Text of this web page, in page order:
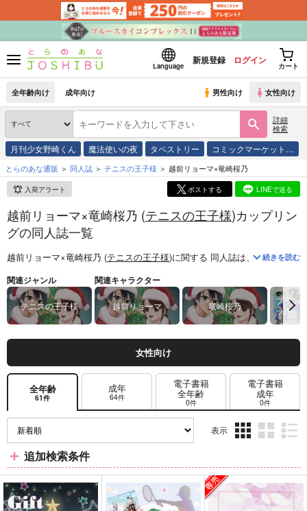
Language
新規登録 ログイン
カート
全年齢向け 成年向け 男性向け 女性向け
詳細
検索
月刊少女野崎くん 魔法使いの夜 タペストリー コミックマーケット…
とらのあな通販 同人誌 テニスの王子様 越前リョーマ×竜崎桜乃
入荷アラート ポストする LINEで送る
越前リョーマ×竜崎桜乃 (テニスの王子様)カップリン
グの同人誌一覧
越前リョーマ×竜崎桜乃 (テニスの王子様)に関する 同人誌は、61件お取り
続きを読む
関連ジャンル
テニスの王子様
関連キャラクター
越前リョーマ 竜崎桜乃
プラン
ック・
女性向け
全年齢
61件
成年
64件
電子書籍
全年齢
0件
電子書籍
成年
0件
表示
ム
表
示
ム
表
示
ム
表
示
追加検索条件